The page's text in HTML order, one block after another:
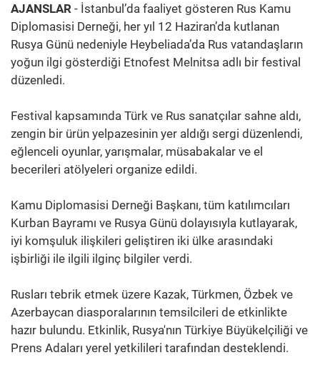
AJANSLAR - İstanbul’da faaliyet gösteren Rus Kamu
Diplomasisi Derneği, her yıl 12 Haziran’da kutlanan
Rusya Günü nedeniyle Heybeliada’da Rus vatandaşların
yoğun ilgi gösterdiği Etnofest Melnitsa adlı bir festival
düzenledi.
Festival kapsamında Türk ve Rus sanatçılar sahne aldı,
zengin bir ürün yelpazesinin yer aldığı sergi düzenlendi,
eğlenceli oyunlar, yarışmalar, müsabakalar ve el
becerileri atölyeleri organize edildi.
Kamu Diplomasisi Derneği Başkanı, tüm katılımcıları
Kurban Bayramı ve Rusya Günü dolayısıyla kutlayarak,
iyi komşuluk ilişkileri geliştiren iki ülke arasındaki
işbirliği ile ilgili ilginç bilgiler verdi.
Rusları tebrik etmek üzere Kazak, Türkmen, Özbek ve
Azerbaycan diasporalarının temsilcileri de etkinlikte
hazır bulundu. Etkinlik, Rusya'nın Türkiye Büyükelçiliği ve
Prens Adaları yerel yetkilileri tarafından desteklendi.